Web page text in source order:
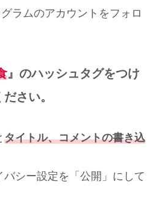
ラムのアカウントをフォロ
』のハッシュタグをつけ
さい。
タイトル、コメントの書き込
シー設定を「公開」にして